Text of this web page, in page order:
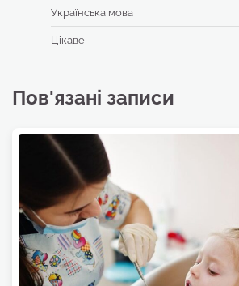
Українська мова
Цікаве
Пов'язані записи